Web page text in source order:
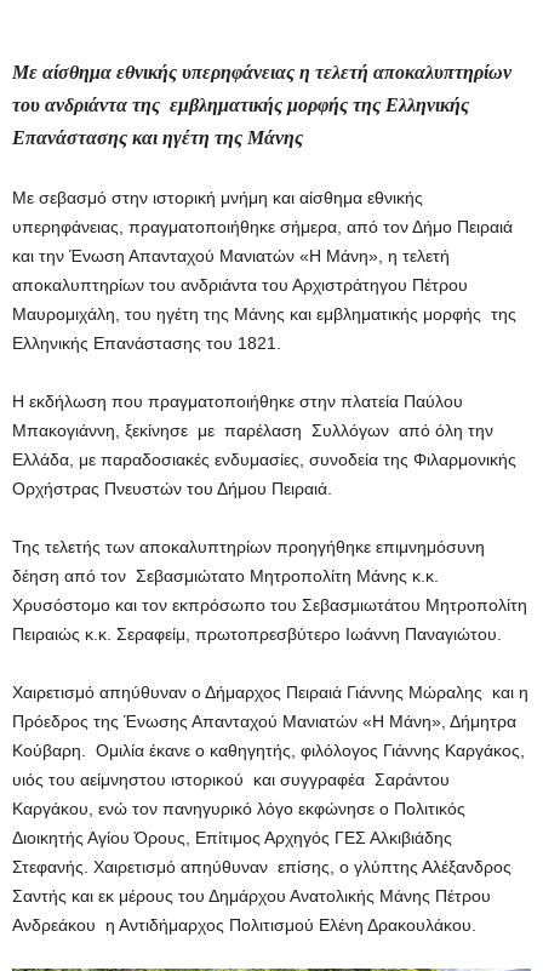
Με αίσθημα εθνικής υπερηφάνειας η τελετή αποκαλυπτηρίων
του ανδριάντα της εμβληματικής μορφής της Ελληνικής
Επανάστασης και ηγέτη της Μάνης
Με σεβασμό στην ιστορική μνήμη και αίσθημα εθνικής
υπερηφάνειας, πραγματοποιήθηκε σήμερα, από τον Δήμο Πειραιά
και την Ένωση Απανταχού Μανιατών «Η Μάνη», η τελετή
αποκαλυπτηρίων του ανδριάντα του Αρχιστράτηγου Πέτρου
Μαυρομιχάλη, του ηγέτη της Μάνης και εμβληματικής μορφής της
Ελληνικής Επανάστασης του 1821.
Η εκδήλωση που πραγματοποιήθηκε στην πλατεία Παύλου
Μπακογιάννη, ξεκίνησε με παρέλαση Συλλόγων από όλη την
Ελλάδα, με παραδοσιακές ενδυμασίες, συνοδεία της Φιλαρμονικής
Ορχήστρας Πνευστών του Δήμου Πειραιά.
Της τελετής των αποκαλυπτηρίων προηγήθηκε επιμνημόσυνη
δέηση από τον Σεβασμιώτατο Μητροπολίτη Μάνης κ.κ.
Χρυσόστομο και τον εκπρόσωπο του Σεβασμιωτάτου Μητροπολίτη
Πειραιώς κ.κ. Σεραφείμ, πρωτοπρεσβύτερο Ιωάννη Παναγιώτου.
Χαιρετισμό απηύθυναν ο Δήμαρχος Πειραιά Γιάννης Μώραλης και η
Πρόεδρος της Ένωσης Απανταχού Μανιατών «Η Μάνη», Δήμητρα
Κούβαρη. Ομιλία έκανε ο καθηγητής, φιλόλογος Γιάννης Καργάκος,
υιός του αείμνηστου ιστορικού και συγγραφέα Σαράντου
Καργάκου, ενώ τον πανηγυρικό λόγο εκφώνησε ο Πολιτικός
Διοικητής Αγίου Όρους, Επίτιμος Αρχηγός ΓΕΣ Αλκιβιάδης
Στεφανής. Χαιρετισμό απηύθυναν επίσης, ο γλύπτης Αλέξανδρος
Σαντής και εκ μέρους του Δημάρχου Ανατολικής Μάνης Πέτρου
Ανδρεάκου η Αντιδήμαρχος Πολιτισμού Ελένη Δρακουλάκου.